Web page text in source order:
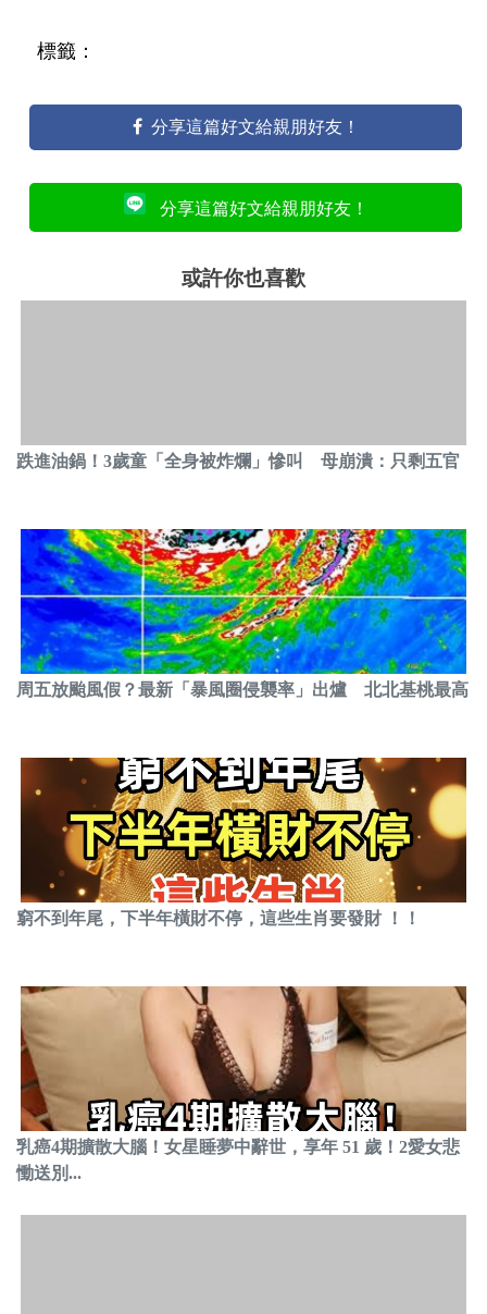
標籤：
分享這篇好文給親朋好友！
分享這篇好文給親朋好友！
或許你也喜歡
跌進油鍋！3歲童「全身被炸爛」慘叫 母崩潰：只剩五官
周五放颱風假？最新「暴風圈侵襲率」出爐 北北基桃最高
窮不到年尾，下半年橫財不停，這些生肖要發財 ！！
乳癌4期擴散大腦！女星睡夢中辭世，享年 51 歲！2愛女悲
慟送別...